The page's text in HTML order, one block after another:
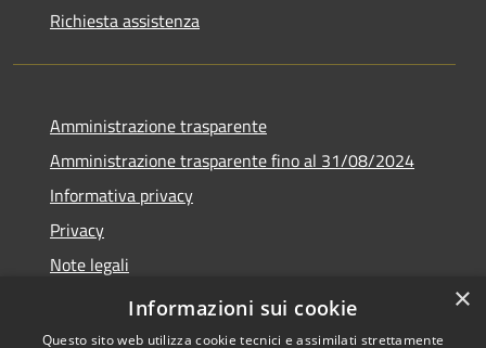
Richiesta assistenza
Amministrazione trasparente
Amministrazione trasparente fino al 31/08/2024
Informativa privacy
Privacy
Note legali
Dichiarazione di accessibilità
×
Informazioni sui cookie
Questo sito web utilizza cookie tecnici e assimilati strettamente